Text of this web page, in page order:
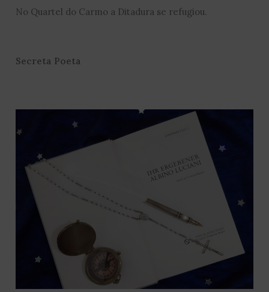
No Quartel do Carmo a Ditadura se refugiou.
Secreta Poeta